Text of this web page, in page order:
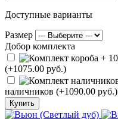
Доступные варианты
Размер
Добор комплекта
(+1075.00 руб.)
наличников (+1090.00 руб.)
Купить